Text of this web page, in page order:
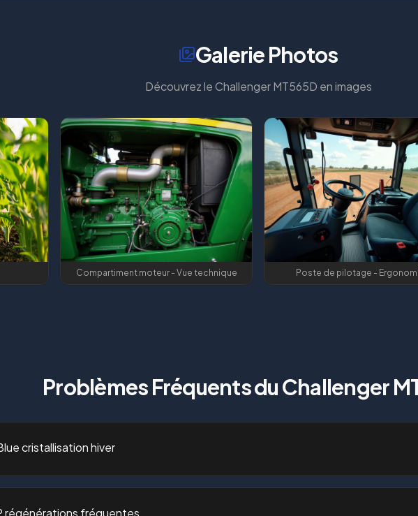
Galerie Photos
Découvrez leChallenger MT565D en images
Compartiment moteur - Vue technique Poste de pilotage -
Problèmes Fréquents duChallenger
cristallisation hiver
régénérations fréquentes